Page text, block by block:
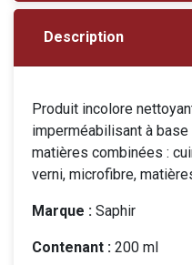
Description
Produit incolore
imperméabilisant à
matières combinées :
verni, microfibre,
Marque : Saphir
Contenant : 200 ml